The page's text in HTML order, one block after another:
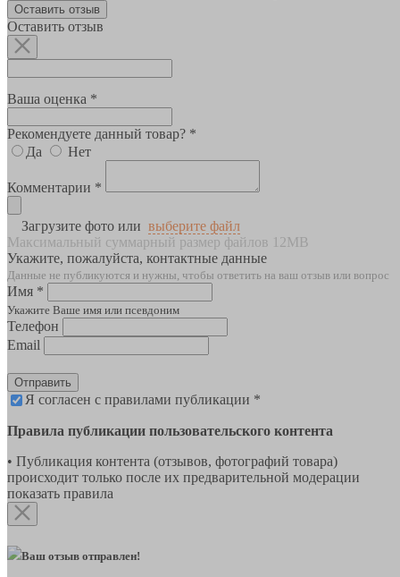
Оставить отзыв
Оставить отзыв
Ваша оценка *
Рекомендуете данный товар? *
Да
Нет
Комментарии *
Загрузите фото или выберите файл
Максимальный суммарный размер файлов 12MB
Укажите, пожалуйста, контактные данные
Данные не публикуются и нужны, чтобы ответить на ваш отзыв или вопрос
Имя *
Укажите Ваше имя или псевдоним
Телефон
Email
Отправить
Я согласен с правилами публикации *
Правила публикации пользовательского контента
• Публикация контента (отзывов, фотографий товара)
происходит только после их предварительной модерации
показать правила
Ваш отзыв отправлен!